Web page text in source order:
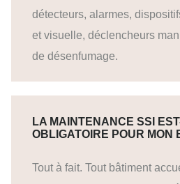
détecteurs, alarmes,
et visuelle, déclencheurs
de désenfumage.
LA MAINTENANCE SSI
OBLIGATOIRE POUR MON
Tout à fait. Tout bâtiment